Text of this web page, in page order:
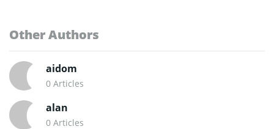
Other Authors
aidom
0 Articles
alan
0 Articles